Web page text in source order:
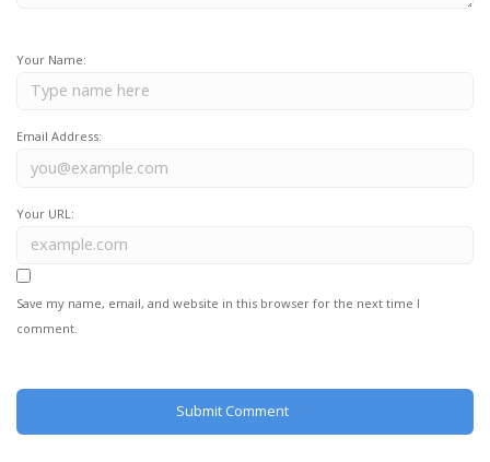
Your Name:
Email Address:
Your URL:
Save my name, email, and website in this browser for the next time I
comment.